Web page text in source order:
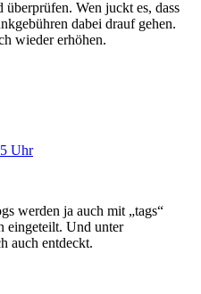
Wen juckt es, dass
dabei drauf gehen.
wieder erhöhen.
Uhr
werden ja auch mit „tags“
eingeteilt. Und unter
auch entdeckt.